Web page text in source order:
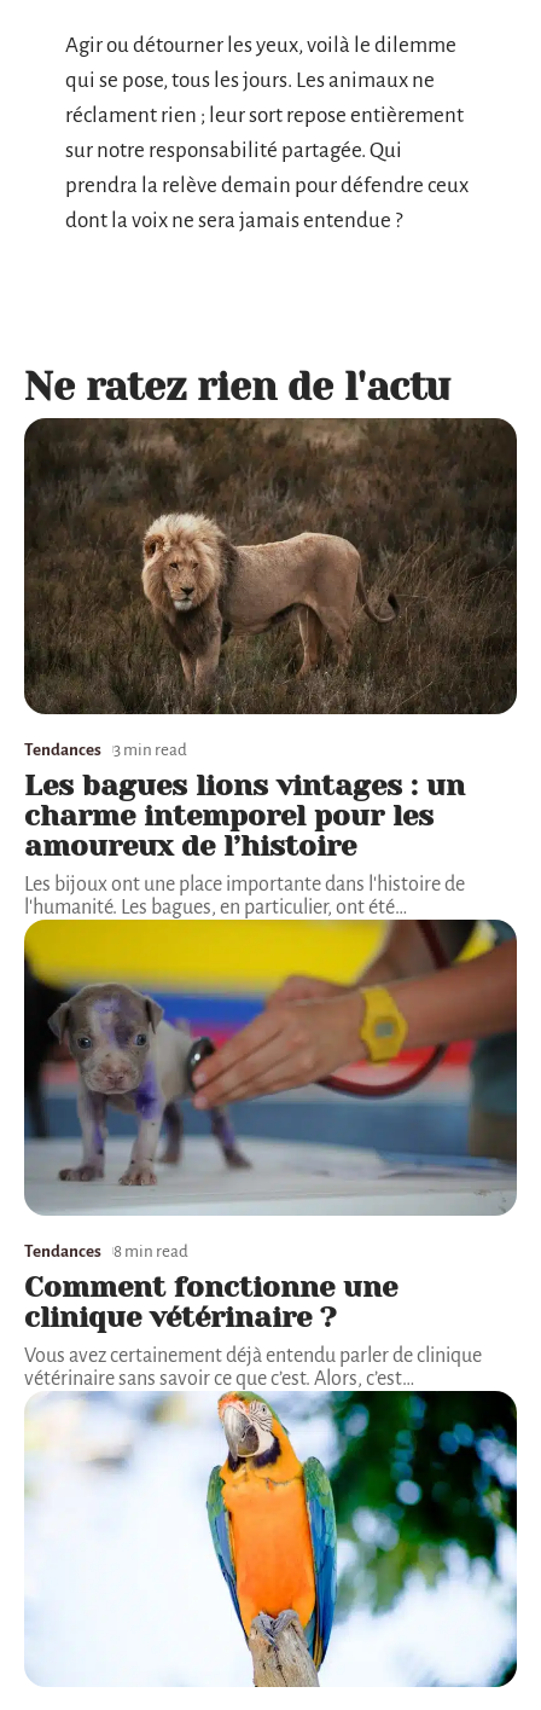
Agir ou détourner les yeux, voilà le dilemme
qui se pose, tous les jours. Les animaux ne
réclament rien ; leur sort repose entièrement
sur notre responsabilité partagée. Qui
prendra la relève demain pour défendre ceux
dont la voix ne sera jamais entendue ?
Ne ratez rien de l'actu
Tendances 3 min read
Les bagues lions vintages : un
charme intemporel pour les
amoureux de l’histoire
Les bijoux ont une place importante dans l'histoire de
l'humanité. Les bagues, en particulier, ont été…
Tendances 8 min read
Comment fonctionne une
clinique vétérinaire ?
Vous avez certainement déjà entendu parler de clinique
vétérinaire sans savoir ce que c’est. Alors, c’est…